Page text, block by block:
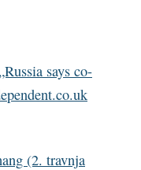
says co-
(2. travnja